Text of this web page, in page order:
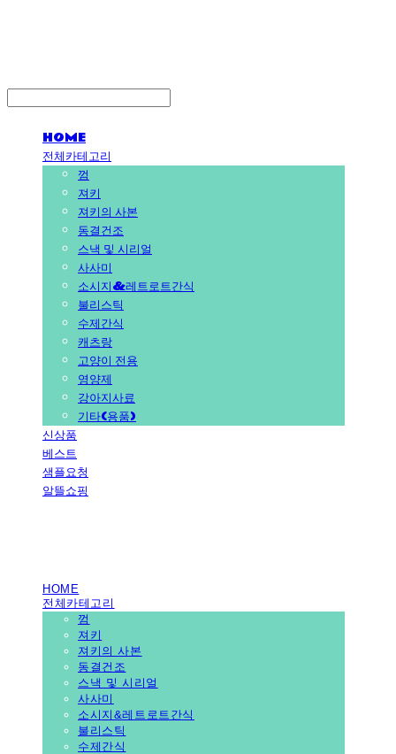
HOME
전체카테고리
껌
져키
져키의 사본
동결건조
스낵 및 시리얼
사사미
소시지&레트로트간식
불리스틱
수제간식
캐츠랑
고양이 전용
영양제
강아지사료
기타(용품)
신상품
베스트
샘플요청
알뜰쇼핑
HOME
전체카테고리
껌
져키
져키의 사본
동결건조
스낵 및 시리얼
사사미
소시지&레트로트간식
불리스틱
수제간식